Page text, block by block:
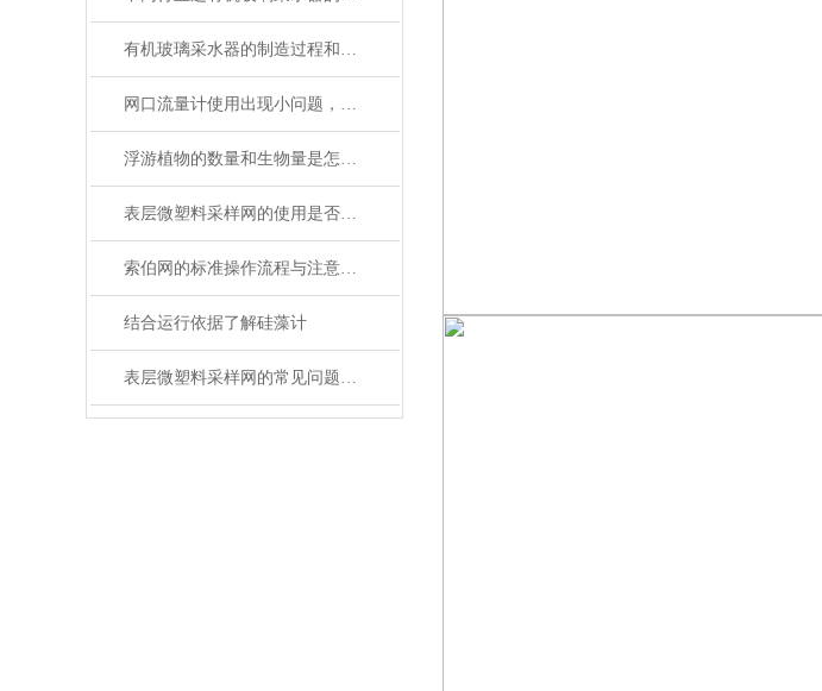
有机玻璃采水器的制造过程和工艺流程
网口流量计使用出现小问题，用户自己如何维修?
浮游植物的数量和生物量是怎么计算的
表层微塑料采样网的使用是否会对周围生态环境产生影响？
索伯网的标准操作流程与注意事项全解析
结合运行依据了解硅藻计
表层微塑料采样网的常见问题与解决方法